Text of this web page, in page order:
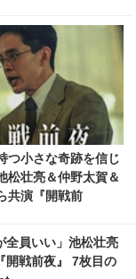
つ小さな奇跡を信じ
松壮亮＆仲野太賀＆
共演『開戦前
全員いい」池松壮亮
開戦前夜』 7枚目の